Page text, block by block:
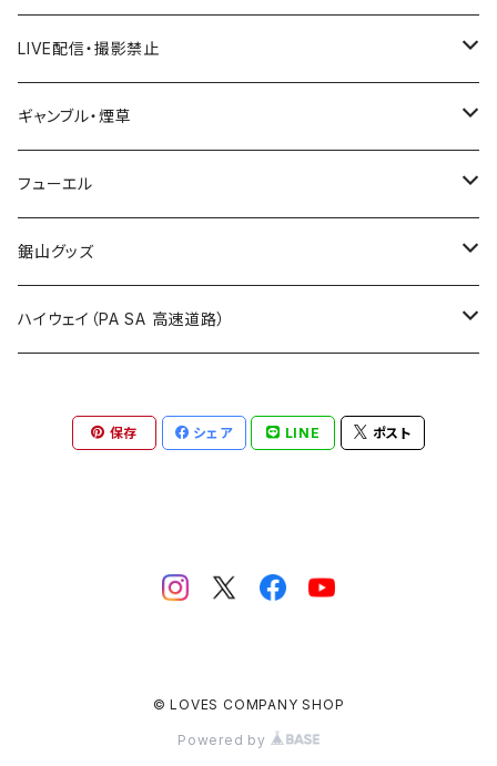
国道600～699号線
国道700～799号線
ROUTE600～699号線
ROUTE700～799号線
ROUTE 600～699号線
ROUTE 700～799号線
ROUTE 600～699号線
ROUTE 700～799号線
Tシャツ
ステッカー
山形県
福島県
茨城県
栃木県
群馬県
LIVE配信・撮影禁止
LIVE配信禁止
撮影禁止
ギャンブル・煙草
ホテルキーホルダー
たばこ・禁煙ステッカー
フューエル
ステッカー
鋸山グッズ
Tシャツ
ステッカー
アクリルキーホルダー
ハイウェイ（PA SA 高速道路）
保存 シェア LINE ポスト
© LOVES COMPANY SHOP
Powered by